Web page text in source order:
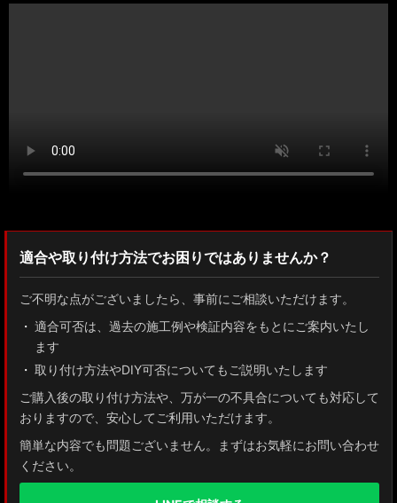
適合や取り付け方法でお困りではありませんか？
ご不明な点がございましたら、事前にご相談いただけます。
適合可否は、過去の施工例や検証内容をもとにご案内いたし
ます
取り付け方法やDIY可否についてもご説明いたします
ご購入後の取り付け方法や、万が一の不具合についても対応して
おりますので、安心してご利用いただけます。
簡単な内容でも問題ございません。まずはお気軽にお問い合わせ
ください。